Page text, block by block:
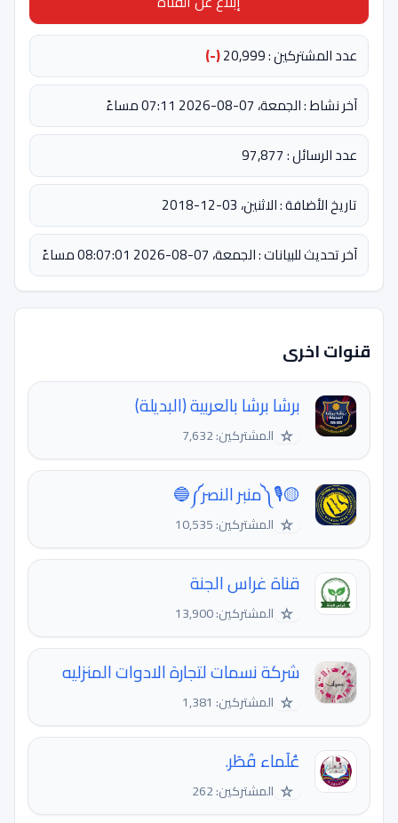
عدد المشتركين : 20,999
(-)
آخر نشاط : الجمعة، 07-08-2026 07:11 مساءً
عدد الرسائل : 97,877
تاريخ الأضافة : الاثنين، 03-12-2018
آخر تحديث للبيانات : الجمعة، 07-08-2026 08:07:01 مساءً
قنوات اخرى
برشا برشا بالعربية (البديلة)
☆ المشتركين: 7,632
🟡🎙༼منبر النصر༽🔵
☆ المشتركين: 10,535
قناة غراس الجنة
☆ المشتركين: 13,900
شركة نسمات لتجارة الادوات المنزليه
☆ المشتركين: 1,381
عُلَماء قَطَر.
☆ المشتركين: 262